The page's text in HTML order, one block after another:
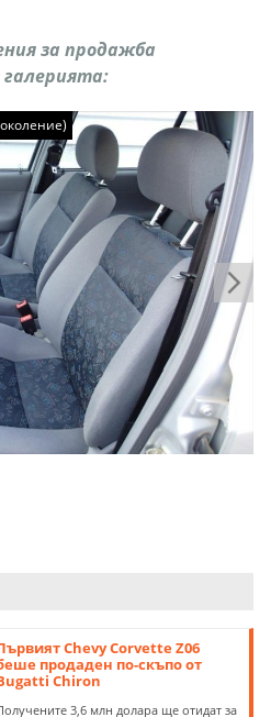
за продажба
Chevy Corvette Z06
продаден по-скъпо от
Chiron
3,6 млн долара ще отидат за